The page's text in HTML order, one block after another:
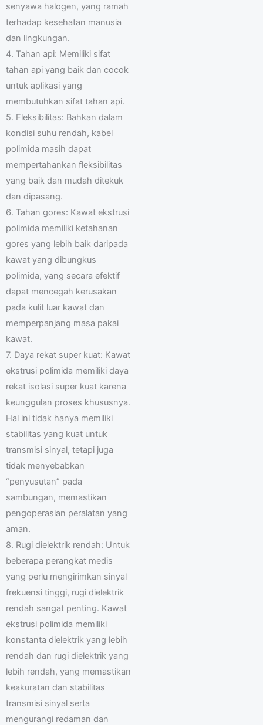
senyawa halogen, yang ramah
terhadap kesehatan manusia
dan lingkungan.
4. Tahan api: Memiliki sifat
tahan api yang baik dan cocok
untuk aplikasi yang
membutuhkan sifat tahan api.
5. Fleksibilitas: Bahkan dalam
kondisi suhu rendah, kabel
polimida masih dapat
mempertahankan fleksibilitas
yang baik dan mudah ditekuk
dan dipasang.
6. Tahan gores: Kawat ekstrusi
polimida memiliki ketahanan
gores yang lebih baik daripada
kawat yang dibungkus
polimida, yang secara efektif
dapat mencegah kerusakan
pada kulit luar kawat dan
memperpanjang masa pakai
kawat.
7. Daya rekat super kuat: Kawat
ekstrusi polimida memiliki daya
rekat isolasi super kuat karena
keunggulan proses khususnya.
Hal ini tidak hanya memiliki
stabilitas yang kuat untuk
transmisi sinyal, tetapi juga
tidak menyebabkan
“penyusutan” pada
sambungan, memastikan
pengoperasian peralatan yang
aman.
8. Rugi dielektrik rendah: Untuk
beberapa perangkat medis
yang perlu mengirimkan sinyal
frekuensi tinggi, rugi dielektrik
rendah sangat penting. Kawat
ekstrusi polimida memiliki
konstanta dielektrik yang lebih
rendah dan rugi dielektrik yang
lebih rendah, yang memastikan
keakuratan dan stabilitas
transmisi sinyal serta
mengurangi redaman dan